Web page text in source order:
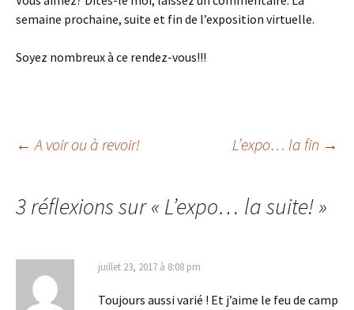
semaine prochaine, suite et fin de l’exposition virtuelle.
Soyez nombreux à ce rendez-vous!!!
Navigation
des
articles
← A voir ou à revoir! L’expo… la fin →
3 réflexions sur « L’expo… la suite!»
juillet 23, 2017 à 8:08 pm
Toujours aussi varié ! Et j’aime le feu de camp